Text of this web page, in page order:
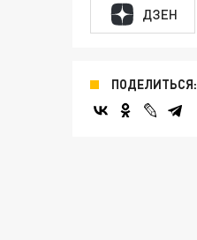
ДЗЕН
ПОДЕЛИТЬСЯ: